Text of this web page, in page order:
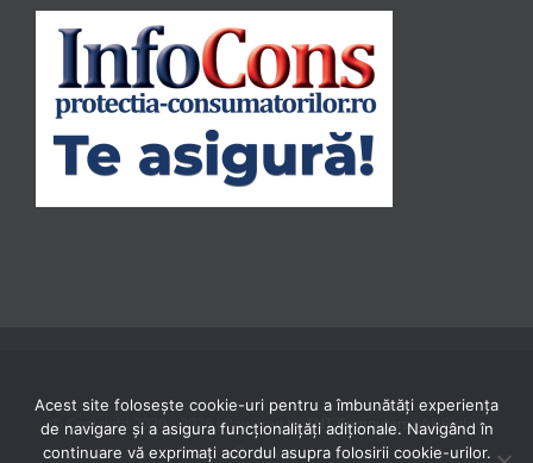
© Copyright 2020 -2026 | Powered byTNT Computers| All Rights
Reserved
Acest site folosește cookie-uri pentru a îmbunătăți experiența
de navigare și a asigura funcționalițăți adiționale. Navigând în
continuare vă exprimaţi acordul asupra folosirii cookie-urilor.